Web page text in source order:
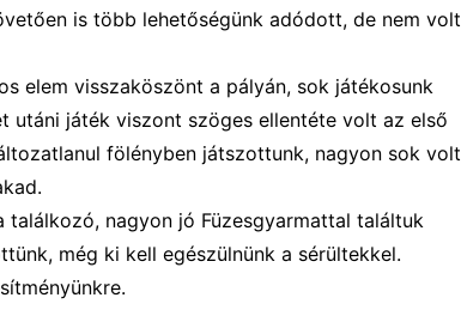
is több lehetőségünk adódott, de nem volt
elem visszaköszönt a pályán, sok játékosunk
utáni játék viszont szöges ellentéte volt az első
fölényben játszottunk, nagyon sok volt
találkozó, nagyon jó Füzesgyarmattal találtuk
még ki kell egészülnünk a sérültekkel.